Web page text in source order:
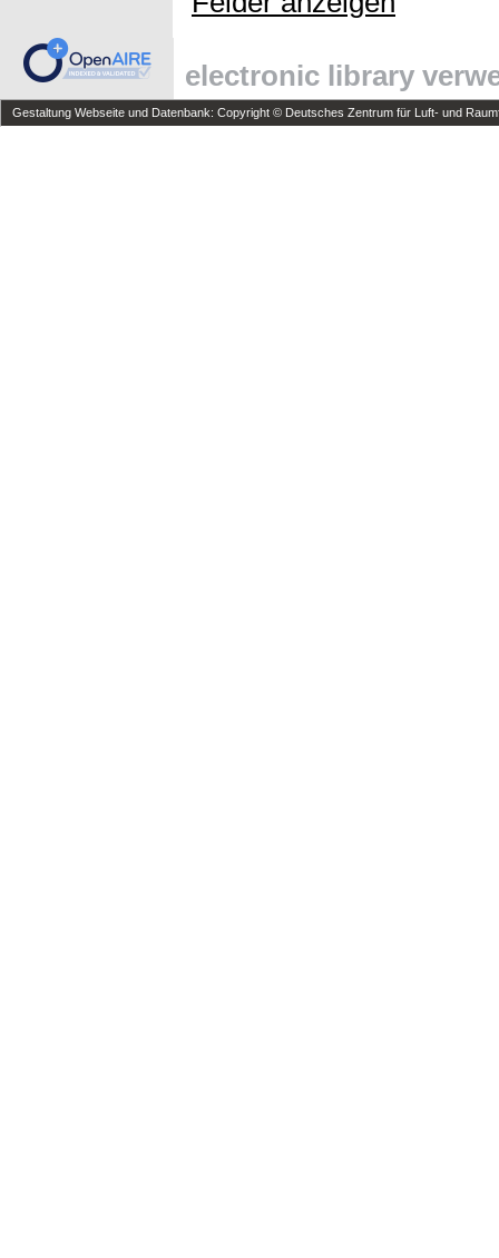
electronic library
Gestaltung Webseite und Datenbank: Copyright © Deutsches Zentrum für Luft- und